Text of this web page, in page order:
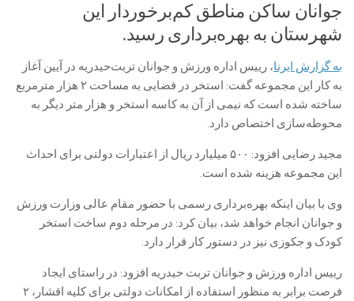
جوانان ساکن مناطق کم‌برخوردار این
شهرستان به بهره‌برداری رسید.
به گزارش ایرنا، رییس اداره ورزش و جوانان تربت‌حیدریه در آیین آغاز
به کار این مجموعه گفت: استخر در فضایی به مساحت ۲ هزار مترمربع
ساخته شده است که نیمی از آن به کاسه استخر و هزار متر دیگر به
محوطه‌سازی اختصاص دارد.
مجید رضایی افزود: ۵۰۰ میلیارد ریال از اعتبارات دولتی برای احداث
این مجموعه هزینه شده است.
وی با بیان اینکه بهره‌برداری رسمی با حضور مقام عالی وزارت ورزش
و جوانان انجام خواهد شد، بیان کرد: در مرحله دوم ساخت استخر
کودک و جکوزی نیز در دستور کار قرار دارد.
رییس اداره ورزش و جوانان تربت حیدریه افزود: در راستای ایجاد
فرصت برابر به منظور استفاده از امکانات دولتی برای کلیه اقشار، ۲